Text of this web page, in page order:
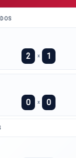
2 x 1
0 x 0